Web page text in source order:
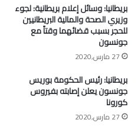
بريطانيا: وسائل إعلام بريطانية: لجوء
وزيري الصحة والمالية البريطانيين
للحجر بسبب قضائهما وقتاً مع
جونسون
27 مارس,2020
بريطانيا: رئيس الحكومة بوريس
جونسون يعلن إصابته بفيروس
كورونا
27 مارس,2020